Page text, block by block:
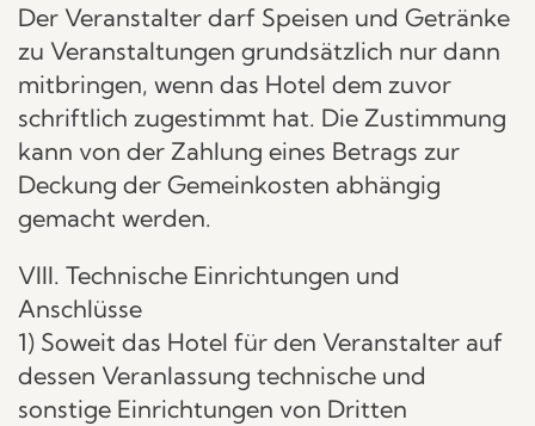
Der Veranstalter darf Speisen und Getränke
zu Veranstaltungen grundsätzlich nur dann
mitbringen, wenn das Hotel dem zuvor
schriftlich zugestimmt hat. Die Zustimmung
kann von der Zahlung eines Betrags zur
Deckung der Gemeinkosten abhängig
gemacht werden.
VIII. Technische Einrichtungen und
Anschlüsse
1) Soweit das Hotel für den Veranstalter auf
dessen Veranlassung technische und
sonstige Einrichtungen von Dritten